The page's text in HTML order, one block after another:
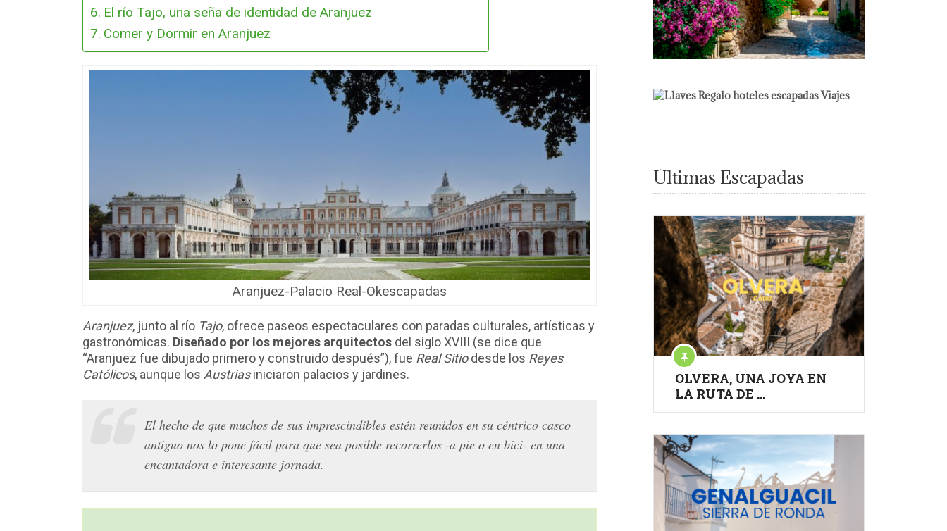
El río Tajo, una seña de identidad de Aranjuez
Comer y Dormir en Aranjuez
Aranjuez-Palacio Real-Okescapadas
Aranjuez, junto al río Tajo, ofrece paseos espectaculares con paradas culturales, artísticas y
gastronómicas. Diseñado por los mejores arquitectos del siglo XVIII (se dice que
“Aranjuez fue dibujado primero y construido después”), fue Real Sitiodesde los Reyes
Católicos, aunque los Austriasiniciaron palacios y jardines.
El hecho de que muchos de sus imprescindibles estén reunidos en su céntrico casco
antiguo nos lo pone fácil para que sea posible recorrerlos -a pie o en bici- en una
encantadora e interesante jornada.
Últimas Escapadas
OLVERA, UNA JOYA EN
LA RUTA DE …